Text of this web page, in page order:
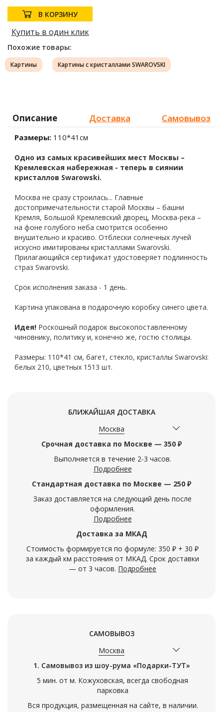
В КОРЗИНУ
Купить в один клик
Похожие товары:
Картины Картины с кристаллами SWAROVSKI
Описание Доставка Самовывоз
Размеры: 110*41см
Одно из самых красивейших мест Москвы –
Кремлевская набережная - теперь в сиянии
кристаллов Swarowski.
Москва не сразу строилась... Главные
достопримечательности старой Москвы – башни
Кремля, Большой Кремлевский дворец, Москва-река –
на фоне голубого неба смотрится особенно
внушительно и красиво. Отблески солнечных лучей
искусно имитированы кристаллами Swarovski.
Прилагающийся сертификат удостоверяет подлинность
страз Swarovski.
Срок исполнения заказа - 1 день.
Картина упакована в подарочную коробку синего цвета.
Идея! Роскошный подарок высокопоставленному
чиновнику, политику и, конечно же, гостю столицы.
Размеры: 110*41 см, багет, стекло, кристаллы Swarovski:
белых 210, цветных 1513 шт.
БЛИЖАЙШАЯ ДОСТАВКА
Москва
Срочная доставка по Москве — 350 ₽
Выполняется в течение 2-3 часов.
Подробнее
Стандартная доставка по Москве — 250 ₽
Заказ доставляется на следующий день после
оформления.
Подробнее
Доставка за МКАД
Стоимость формируется по формуле: 350 ₽ + 30 ₽
за каждый км расстояния от МКАД. Срок доставки
— от 3 часов. Подробнее
САМОВЫВОЗ
Москва
1. Самовывоз из шоу-рума «Подарки-ТУТ»
5 мин. от м. Кожуховская, всегда свободная
парковка
Вся продукция, размещенная на сайте, в наличии.